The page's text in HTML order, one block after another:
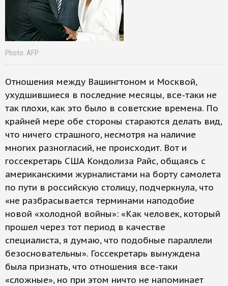
Photo: AFP
Отношения между Вашингтоном и Москвой,
ухудшившиеся в последние месяцы, все-таки не
так плохи, как это было в советские времена. По
крайней мере обе стороны стараются делать вид,
что ничего страшного, несмотря на наличие
многих разногласий, не происходит. Вот и
госсекретарь США Кондолиза Райс, общаясь с
американскими журналистами на борту самолета
по пути в российскую столицу, подчеркнула, что
«не разбрасывается терминами наподобие
новой «холодной войны»: «Как человек, который
прошел через тот период в качестве
специалиста, я думаю, что подобные параллели
безосновательны». Госсекретарь вынуждена
была признать, что отношения все-таки
«сложные», но при этом ничто не напоминает